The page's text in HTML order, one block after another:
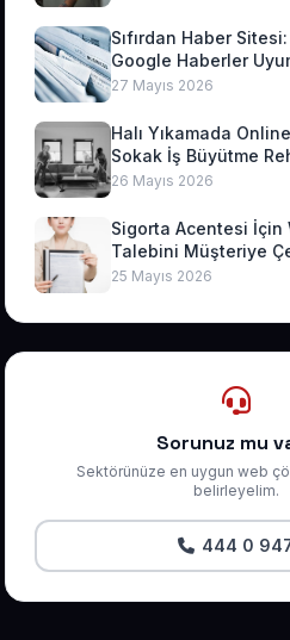
Sıfırdan Haber Sitesi:
Google Haberler
Geliri
27 Mayıs 2026
Halı Yıkamada
Sokak İş Büyütme
26 Mayıs 2026
Sigorta Acentesi İçin
Talebini Müşteriye
25 Mayıs 2026
Sorunuz mu
Sektörünüze en uygun web
belirleyelim.
444 0